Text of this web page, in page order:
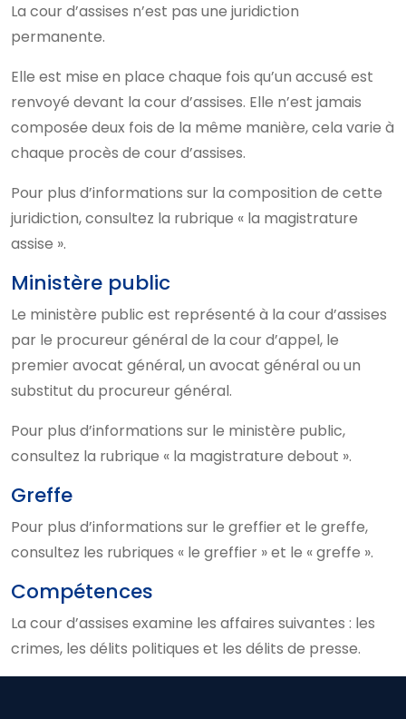
La cour d’assises n’est pas une juridiction
permanente.
Elle est mise en place chaque fois qu’un accusé est
renvoyé devant la cour d’assises. Elle n’est jamais
composée deux fois de la même manière, cela varie à
chaque procès de cour d’assises.
Pour plus d’informations sur la composition de cette
juridiction, consultez la rubrique « la magistrature
assise ».
Ministère public
Le ministère public est représenté à la cour d’assises
par le procureur général de la cour d’appel, le
premier avocat général, un avocat général ou un
substitut du procureur général.
Pour plus d’informations sur le ministère public,
consultez la rubrique « la magistrature debout ».
Greffe
Pour plus d’informations sur le greffier et le greffe,
consultez les rubriques « le greffier » et le « greffe ».
Compétences
La cour d’assises examine les affaires suivantes : les
crimes, les délits politiques et les délits de presse.